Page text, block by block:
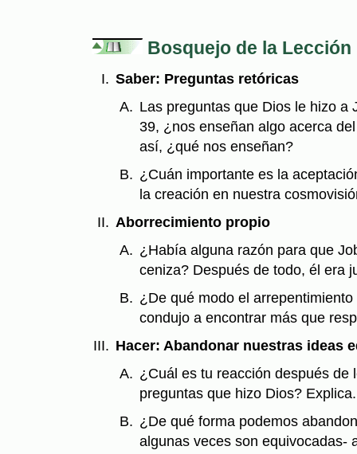
Bosquejo de la Lección
Saber: Preguntas retóricas
Las preguntas que Dios le hizo a
39, ¿nos enseñan algo acerca
así, ¿qué nos enseñan?
¿Cuán importante es la
la creación en nuestra
Aborrecimiento propio
¿Había alguna razón para que
ceniza? Después de todo, él era
¿De qué modo el
condujo a en­contrar más que
Hacer: Abandonar nuestras ideas
¿Cuál es tu reacción después de
preguntas que hizo Dios? Explica.
¿De qué forma podemos
algunas ve­ces son equivocadas-